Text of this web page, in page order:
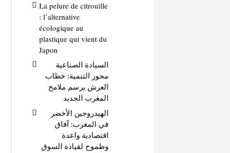
La pelure de citrouille
: l’alternative
écologique au
plastique qui vient du
Japon
السيادة الصناعية
محور التنمية: خطاب
العرش يرسم ملامح
المغرب الجديد
الهيدروجين الأخضر
في المغرب: آفاق
اقتصادية واعدة
وطموح لقيادة السوق